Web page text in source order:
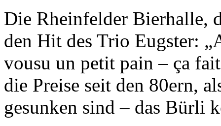
Die Rheinfelder Bierhalle,
den Hit des Trio Eugster:
vousu un petit pain – ça
die Preise seit den 80ern,
gesunken sind – das Bürli